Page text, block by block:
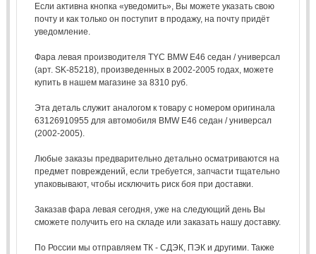
Если активна кнопка «уведомить», Вы можете указать свою
почту и как только он поступит в продажу, на почту придёт
уведомление.
Фара левая производителя TYC BMW E46 седан / универсал
(арт. SK-85218), произведенных в 2002-2005 годах, можете
купить в нашем магазине за 8310 руб.
Эта деталь служит аналогом к товару с номером оригинала
63126910955 для автомобиля BMW E46 седан / универсал
(2002-2005).
Любые заказы предварительно детально осматриваются на
предмет повреждений, если требуется, запчасти тщательно
упаковывают, чтобы исключить риск боя при доставки.
Заказав фара левая сегодня, уже на следующий день Вы
сможете получить его на складе или заказать нашу доставку.
По России мы отправляем ТК - СДЭК, ПЭК и другими. Также